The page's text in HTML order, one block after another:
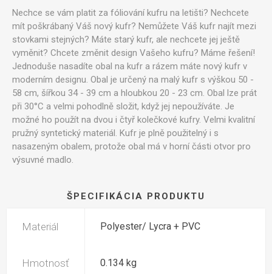
Nechce se vám platit za fóliování kufru na letišti? Nechcete
mít poškrábaný Váš nový kufr? Nemůžete Váš kufr najít mezi
stovkami stejných? Máte starý kufr, ale nechcete jej ještě
vyměnit? Chcete změnit design Vašeho kufru? Máme řešení!
Jednoduše nasadíte obal na kufr a rázem máte nový kufr v
moderním designu. Obal je určený na malý kufr s výškou 50 -
58 cm, šířkou 34 - 39 cm a hloubkou 20 - 23 cm. Obal lze prát
při 30°C a velmi pohodlně složit, když jej nepoužíváte. Je
možné ho použít na dvou i čtyř kolečkové kufry. Velmi kvalitní
pružný syntetický materiál. Kufr je plně použitelný i s
nasazeným obalem, protože obal má v horní části otvor pro
výsuvné madlo.
ŠPECIFIKÁCIA PRODUKTU
Materiál Polyester/ Lycra + PVC
Hmotnosť 0.134 kg